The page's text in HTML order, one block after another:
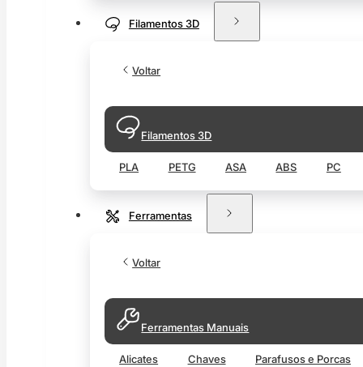
Filamentos 3D
Voltar
Filamentos 3D
PLA PETG ASA ABS PC
Ferramentas
Voltar
Ferramentas Manuais
Alicates Chaves Parafusos e Porcas